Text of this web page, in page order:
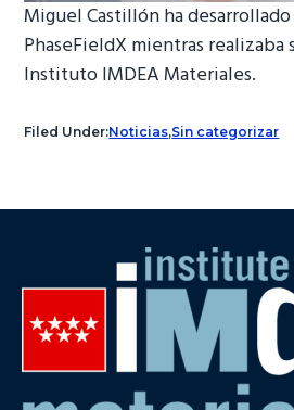
Miguel Castillón ha
PhaseFieldX mientras
Instituto IMDEA Materiales.
Filed Under:Noticias,Sin categorizar